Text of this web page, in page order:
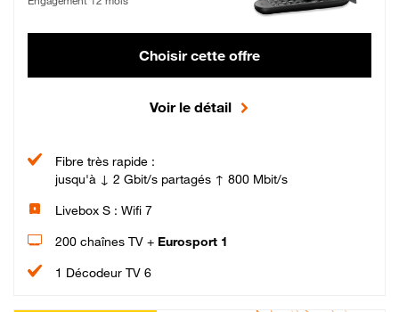
Choisir cette offre
Voir le détail
Fibre très rapide :
jusqu'à ↓ 2 Gbit/s partagés ↑ 800 Mbit/s
Livebox S : Wifi 7
200 chaînes TV + Eurosport 1
1 Décodeur TV 6